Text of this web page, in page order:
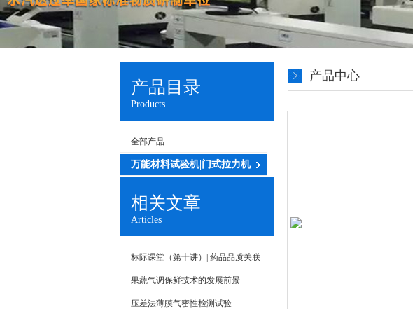
产品目录
Products
全部产品
万能材料试验机|门式拉力机
相关文章
Articles
标际课堂（第十讲）| 药品品质关联
性与包装检测发展浅析
果蔬气调保鲜技术的发展前景
压差法薄膜气密性检测试验
产品中心